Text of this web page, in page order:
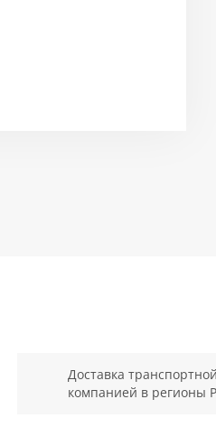
Доставка
компанией в регионы